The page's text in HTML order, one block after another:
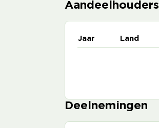
Aandeelhouders
Jaar Land
Deelnemingen